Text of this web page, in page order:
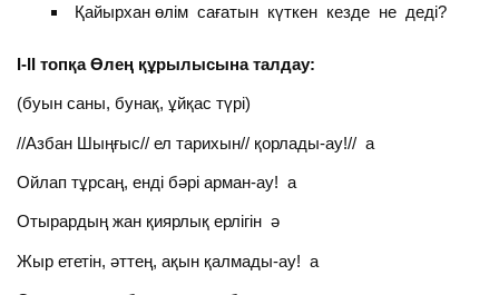
Қайырхан өлім сағатын күткен кезде не деді?
І-ІІ топқа Өлең құрылысына талдау:
(буын саны, бунақ, ұйқас түрі)
//Азбан Шыңғыс// ел тарихын// қорлады-ау!// а
Ойлап тұрсаң, енді бәрі арман-ау! а
Отырардың жан қиярлық ерлігін ә
Жыр ететін, әттең, ақын қалмады-ау! а